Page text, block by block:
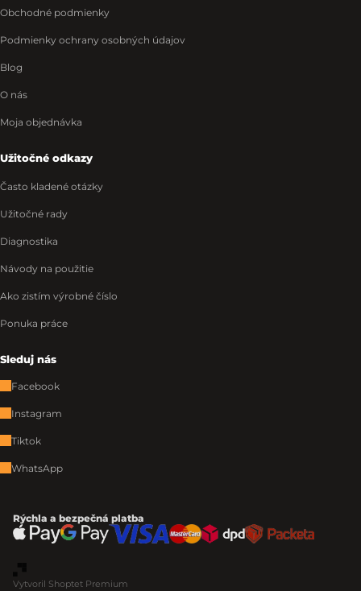
Obchodné podmienky
Podmienky ochrany osobných údajov
Blog
O nás
Moja objednávka
Užitočné odkazy
Často kladené otázky
Užitočné rady
Diagnostika
Návody na použitie
Ako zistím výrobné číslo
Ponuka práce
Sleduj nás
Facebook
Instagram
Tiktok
WhatsApp
Rýchla a bezpečná platba
Vytvoril Shoptet Premium